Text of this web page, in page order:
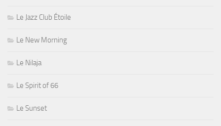
Le Jazz Club Étoile
Le New Morning
Le Nilaja
Le Spirit of 66
Le Sunset